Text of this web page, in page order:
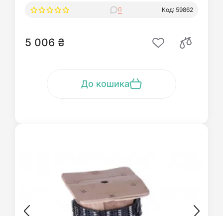
0 Код: 59862
5 006 ₴
До кошика